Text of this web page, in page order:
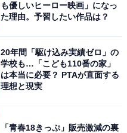
も優しいヒーロー映画」になっ
た理由。予習したい作品は？
20年間「駆け込み実績ゼロ」の
学校も…「こども110番の家」
は本当に必要？ PTAが直面する
理想と現実
「青春18きっぷ」販売激減の裏